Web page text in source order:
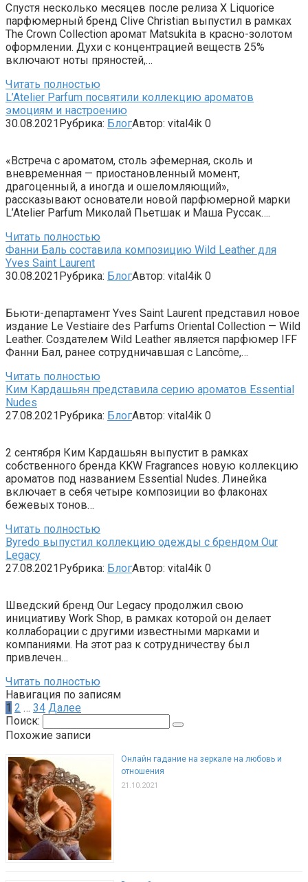
Спустя несколько месяцев после релиза X Liquorice
парфюмерный бренд Clive Christian выпустил в рамках
The Crown Collection аромат Matsukita в красно-золотом
оформлении. Духи с концентрацией веществ 25%
включают ноты пряностей,…
Читать полностью
L’Atelier Parfum посвятили коллекцию ароматов
эмоциям и настроению
30.08.2021Рубрика: БлогАвтор: vital4ik 0
«Встреча с ароматом, столь эфемерная, сколь и
вневременная — приостановленный момент,
драгоценный, а иногда и ошеломляющий»,
рассказывают основатели новой парфюмерной марки
L’Atelier Parfum Миколай Пьетшак и Маша Руссак….
Читать полностью
Фанни Баль составила композицию Wild Leather для
Yves Saint Laurent
30.08.2021Рубрика: БлогАвтор: vital4ik 0
Бьюти-департамент Yves Saint Laurent представил новое
издание Le Vestiaire des Parfums Oriental Collection — Wild
Leather. Создателем Wild Leather является парфюмер IFF
Фанни Бал, ранее сотрудничавшая с Lancôme,…
Читать полностью
Ким Кардашьян представила серию ароматов Essential
Nudes
27.08.2021Рубрика: БлогАвтор: vital4ik 0
2 сентября Ким Кардашьян выпустит в рамках
собственного бренда KKW Fragrances новую коллекцию
ароматов под названием Essential Nudes. Линейка
включает в себя четыре композиции во флаконах
бежевых тонов…
Читать полностью
Byredo выпустил коллекцию одежды с брендом Our
Legacy
27.08.2021Рубрика: БлогАвтор: vital4ik 0
Шведский бренд Our Legacy продолжил свою
инициативу Work Shop, в рамках которой он делает
коллаборации с другими известными марками и
компаниями. На этот раз к сотрудничеству был
привлечен…
Читать полностью
Навигация по записям
1 2 … 34 Далее
Поиск:
Похожие записи
Онлайн гадание на зеркале на любовь и
отношения
21.10.2021